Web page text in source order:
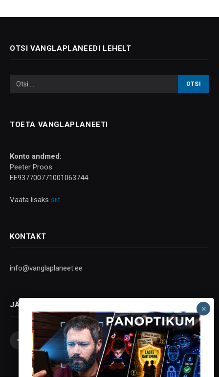
OTSI VANGLAPLANEEDI LEHELT
TOETA VANGLAPLANEETI
Konto andmed:
Peeter Proos
EE937700771001063744
Vaata lisaks siit
KONTAKT
info@vanglaplaneet.ee
JÄLGI SOTSIAALMEEDIAS
Facebook
X
(Twitter)
InstagramYouTubeTelegram